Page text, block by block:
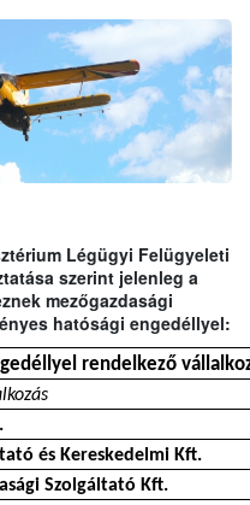
Légügyi Felügyeleti
szerint jelenleg a
mezőgazdasági
hatósági engedéllyel:
rendelkező
és Kereskedelmi Kft.
Szolgáltató Kft.